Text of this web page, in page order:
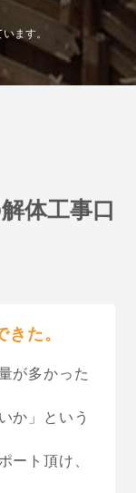
ます。
体工事口
た。
が多かった
か」という
ート頂け、